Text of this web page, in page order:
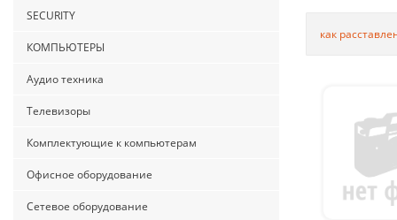
SECURITY
КОМПЬЮТЕРЫ
Аудио техника
Телевизоры
Комплектующие к компьютерам
Офисное оборудование
Сетевое оборудование
как